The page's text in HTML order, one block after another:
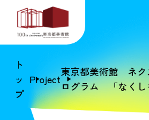
ト
ッ
プ
Project
東京都美術館 ネク
ログラム 「なくし